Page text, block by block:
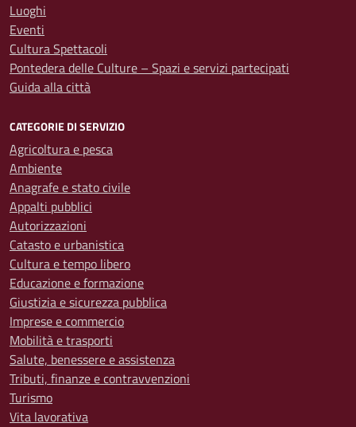
Luoghi
Eventi
Cultura Spettacoli
Pontedera delle Culture – Spazi e servizi partecipati
Guida alla città
CATEGORIE DI SERVIZIO
Agricoltura e pesca
Ambiente
Anagrafe e stato civile
Appalti pubblici
Autorizzazioni
Catasto e urbanistica
Cultura e tempo libero
Educazione e formazione
Giustizia e sicurezza pubblica
Imprese e commercio
Mobilità e trasporti
Salute, benessere e assistenza
Tributi, finanze e contravvenzioni
Turismo
Vita lavorativa